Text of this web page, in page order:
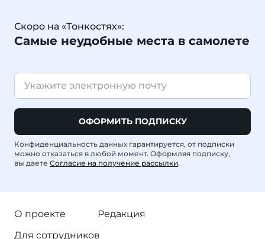
Скоро на «Тонкостях»:
Самые неудобные места в самолете
ОФОРМИТЬ ПОДПИСКУ
Конфиденциальность данных гарантируется, от подписки
можно отказаться в любой момент. Оформляя подписку,
вы даете Согласие на получение рассылки.
О проекте
Редакция
Для сотрудников